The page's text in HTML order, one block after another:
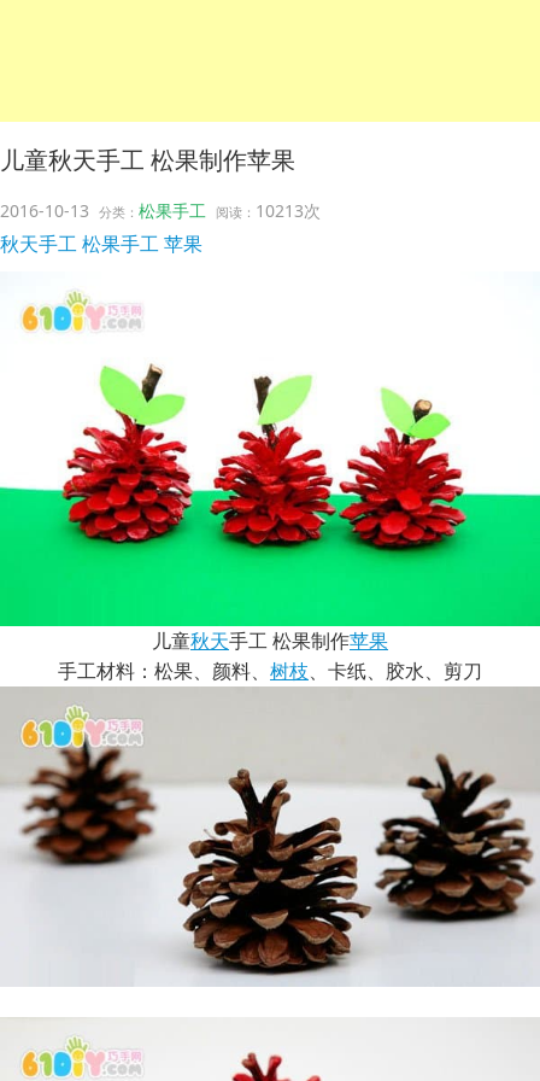
儿童秋天手工 松果制作苹果
2016-10-13 分类： 松果手工 阅读： 10213次
秋天手工松果手工苹果
儿童秋天手工 松果制作苹果
手工材料：松果、颜料、 树枝、卡纸、胶水、剪刀